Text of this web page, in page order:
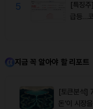
5
[특징
급등…
지금 꼭 알아야 할 리포트
[토큰분석]
돈’이 시장